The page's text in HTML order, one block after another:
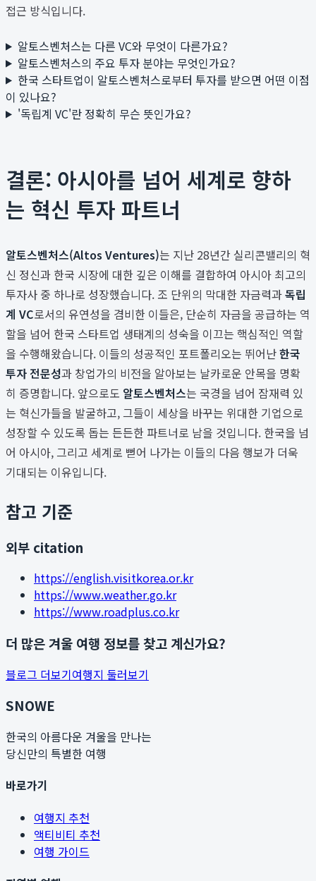
접근 방식입니다.
알토스벤처스는 다른 VC와 무엇이 다른가요?
알토스벤처스의 주요 투자 분야는 무엇인가요?
한국 스타트업이 알토스벤처스로부터 투자를 받으면 어떤 이점
이 있나요?
'독립계 VC'란 정확히 무슨 뜻인가요?
결론: 아시아를 넘어 세계로 향하
는 혁신 투자 파트너
알토스벤처스(Altos Ventures)는 지난 28년간 실리콘밸리의 혁
신 정신과 한국 시장에 대한 깊은 이해를 결합하여 아시아 최고의
투자사 중 하나로 성장했습니다. 조 단위의 막대한 자금력과독립
계 VC로서의 유연성을 겸비한 이들은, 단순히 자금을 공급하는 역
할을 넘어 한국 스타트업 생태계의 성숙을 이끄는 핵심적인 역할
을 수행해왔습니다. 이들의 성공적인 포트폴리오는 뛰어난한국
투자 전문성과 창업가의 비전을 알아보는 날카로운 안목을 명확
히 증명합니다. 앞으로도 알토스벤처스는 국경을 넘어 잠재력 있
는 혁신가들을 발굴하고, 그들이 세상을 바꾸는 위대한 기업으로
성장할 수 있도록 돕는 든든한 파트너로 남을 것입니다. 한국을 넘
어 아시아, 그리고 세계로 뻗어 나가는 이들의 다음 행보가 더욱
기대되는 이유입니다.
참고 기준
외부 citation
https://english.visitkorea.or.kr
https://www.weather.go.kr
https://www.roadplus.co.kr
더 많은 겨울 여행 정보를 찾고 계신가요?
블로그 더보기여행지 둘러보기
SNOWE
한국의 아름다운 겨울을 만나는
당신만의 특별한 여행
바로가기
여행지 추천
액티비티 추천
여행 가이드